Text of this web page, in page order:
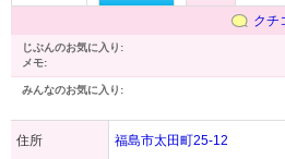
クチ
じぶんのお気に入り:
メモ:
みんなのお気に入り:
住所 福島市太田町25-12